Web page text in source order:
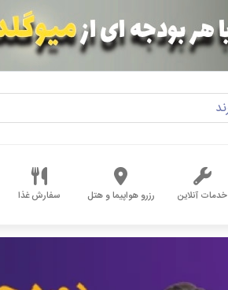
خدمات آنلاین رزرو هواپیما و هتل سفارش غذا